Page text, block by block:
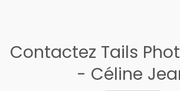
Contactez Tails
- Céline